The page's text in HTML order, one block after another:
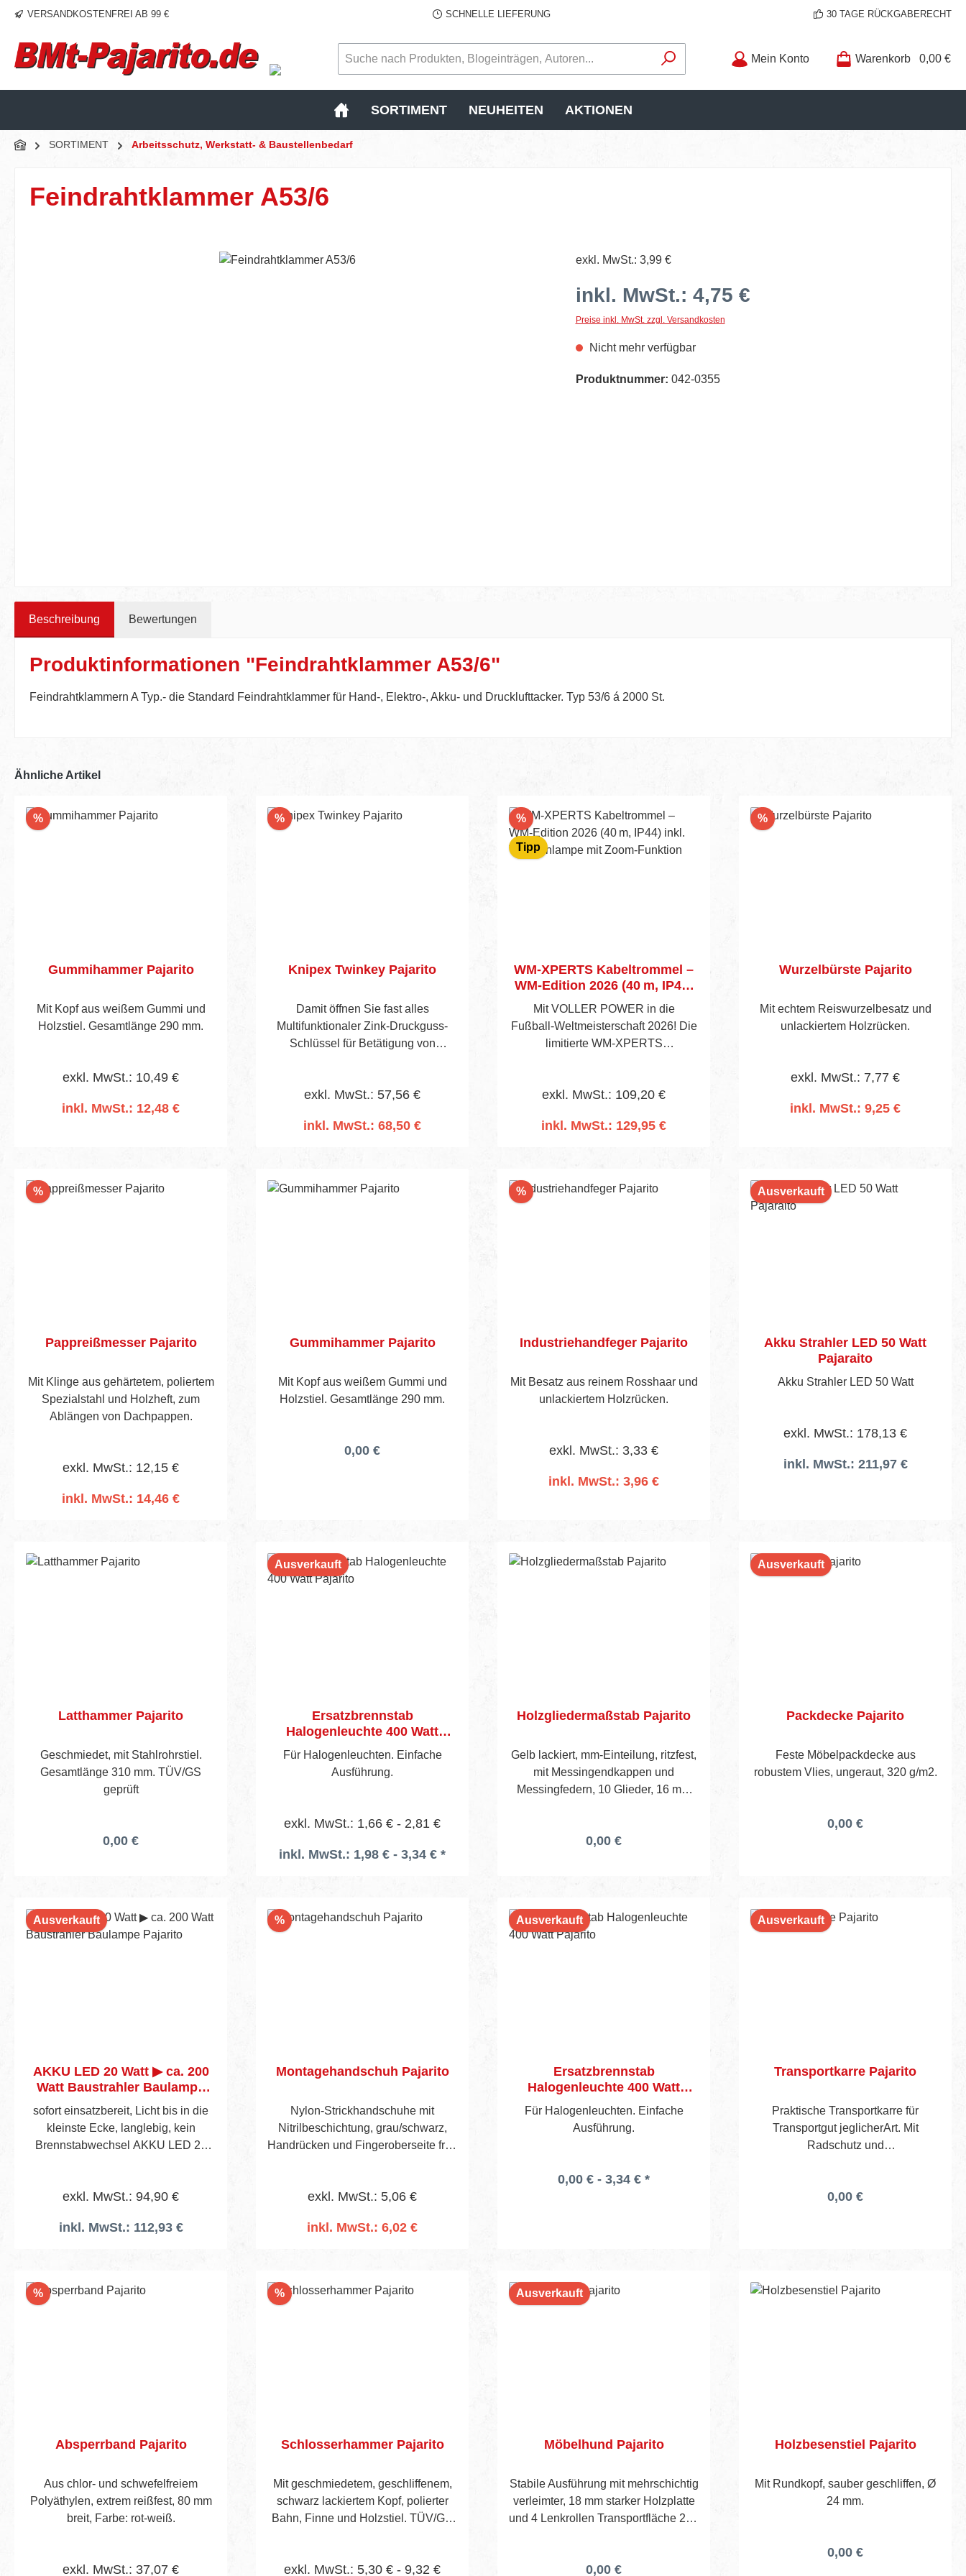
Hauptinhalt springen
Zur Suche springen
Zur Hauptnavigation springen
VERSANDKOSTENFREI AB 99 € SCHNELLE LIEFERUNG 30 TAGE RÜCKGABERECHT
Mein Konto Warenkorb 0,00 €
SORTIMENT NEUHEITEN AKTIONEN
SORTIMENT Arbeitsschutz, Werkstatt- & Baustellenbedarf
Feindrahtklammer A53/6
exkl. MwSt.: 3,99 €
inkl. MwSt.: 4,75 €
Preise inkl. MwSt. zzgl. Versandkosten
Nicht mehr verfügbar
Produktnummer: 042-0355
Beschreibung Bewertungen
Produktinformationen "Feindrahtklammer A53/6"
Feindrahtklammern A Typ.- die Standard Feindrahtklammer für Hand-, Elektro-, Akku- und Drucklufttacker. Typ 53/6 á 2000 St.
Ähnliche Artikel
%Rabatt
Gummihammer Pajarito
Mit Kopf aus weißem Gummi und
Holzstiel. Gesamtlänge 290 mm.
exkl. MwSt.: 10,49 €
inkl. MwSt.: 12,48 €
%Rabatt
Knipex Twinkey Pajarito
Damit öffnen Sie fast alles
Multifunktionaler Zink-Druckguss-
Schlüssel für Betätigung von
Wendebit, die mittels Magneten und
verbunden sind.
exkl. MwSt.: 57,56 €
inkl. MwSt.: 68,50 €
%Rabatt
Tipp
WM‑XPERTS Kabeltrommel –
WM‑Edition 2026 (40 m, IP44)
inkl. Taschenlampe mit
Zoom‑Funktion
Mit VOLLER POWER in die
Fußball‑Weltmeisterschaft 2026! Die
limitierte WM‑XPERTS
Garten, Garage oder Public‑Viewing.
40‑Meter‑Baustellenleitung, drei
das stabile Fußgestell sorgen
jederzeit für zuverlässige
Fußgestell mit ergonomischem
HaltegriffTrommelbremse &
ArbeitenThermoschutzschalter
gegen ÜberhitzungExklusives
Deutschland Weltmeister wird, erhält
jeder Käufer einen
Steckdosen‑Würfel im Wert von 30 €
1‑Watt LEDEdles
IP44Steckdosen: 3× Schutzkontakt
KlappdeckelnThermoschutzschalter:
JaTrommelbremse:
JaEinsatzbereich: Baustelle,
(Fußball‑Look)Hersteller:
exkl. MwSt.: 109,20 €
inkl. MwSt.: 129,95 €
%Rabatt
Wurzelbürste Pajarito
Mit echtem Reiswurzelbesatz und
unlackiertem Holzrücken.
exkl. MwSt.: 7,77 €
inkl. MwSt.: 9,25 €
%Rabatt
Pappreißmesser Pajarito
Mit Klinge aus gehärtetem, poliertem
Spezialstahl und Holzheft, zum
Ablängen von Dachpappen.
exkl. MwSt.: 12,15 €
inkl. MwSt.: 14,46 €
Gummihammer Pajarito
Mit Kopf aus weißem Gummi und
Holzstiel. Gesamtlänge 290 mm.
0,00 €
%Rabatt
Industriehandfeger Pajarito
Mit Besatz aus reinem Rosshaar und
unlackiertem Holzrücken.
exkl. MwSt.: 3,33 €
inkl. MwSt.: 3,96 €
Ausverkauft
Akku Strahler LED 50 Watt
Pajaraito
Akku Strahler LED 50 Watt
exkl. MwSt.: 178,13 €
inkl. MwSt.: 211,97 €
Latthammer Pajarito
Geschmiedet, mit Stahlrohrstiel.
Gesamtlänge 310 mm. TÜV/GS
geprüft
0,00 €
Ausverkauft
Ersatzbrennstab
Halogenleuchte 400 Watt
Pajarito
Für Halogenleuchten. Einfache
Ausführung.
exkl. MwSt.: 1,66 € - 2,81 €
inkl. MwSt.: 1,98 € - 3,34 € *
Holzgliedermaßstab Pajarito
Gelb lackiert, mm-Einteilung, ritzfest,
mit Messingendkappen und
Messingfedern, 10 Glieder, 16 mm
0,00 €
Ausverkauft
Packdecke Pajarito
Feste Möbelpackdecke aus
robustem Vlies, ungeraut, 320 g/m2.
0,00 €
Ausverkauft
AKKU LED 20 Watt ▶ ca. 200
Watt Baustrahler Baulampe
Pajarito
sofort einsatzbereit, Licht bis in die
kleinste Ecke, langlebig, kein
Brennstabwechsel AKKU LED 20
in Std.: 3Schutzklasse: IP
230 V
exkl. MwSt.: 94,90 €
inkl. MwSt.: 112,93 €
%Rabatt
Montagehandschuh Pajarito
Nylon-Strickhandschuhe mit
Nitrilbeschichtung, grau/schwarz,
Handrücken und Fingeroberseite frei,
Flexibilität (dadurch extrem hoher
Trockengriff und Abriebfestigkeit.
exkl. MwSt.: 5,06 €
inkl. MwSt.: 6,02 €
Ausverkauft
Ersatzbrennstab
Halogenleuchte 400 Watt
Pajarito
Für Halogenleuchten. Einfache
Ausführung.
0,00 € - 3,34 € *
Ausverkauft
Transportkarre Pajarito
Praktische Transportkarre für
Transportgut jeglicherArt. Mit
Radschutz und
Kunststoffbeschichtung.Große
mmRahmenbreite: 350
mmSchaufelbreite: 350
0,00 €
%Rabatt
Absperrband Pajarito
Aus chlor- und schwefelfreiem
Polyäthylen, extrem reißfest, 80 mm
breit, Farbe: rot-weiß.
exkl. MwSt.: 37,07 €
%Rabatt
Schlosserhammer Pajarito
Mit geschmiedetem, geschliffenem,
schwarz lackiertem Kopf, polierter
Bahn, Finne und Holzstiel. TÜV/GS
exkl. MwSt.: 5,30 € - 9,32 €
Ausverkauft
Möbelhund Pajarito
Stabile Ausführung mit mehrschichtig
verleimter, 18 mm starker Holzplatte
und 4 Lenkrollen Transportfläche 295
0,00 €
Holzbesenstiel Pajarito
Mit Rundkopf, sauber geschliffen, Ø
24 mm.
0,00 €